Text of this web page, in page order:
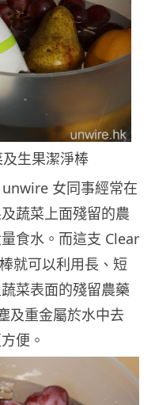
生果潔淨棒
女同事經常在
蔬菜上面殘留的農
食水。而這支 Clear
就可以利用長、短
菜表面的殘留農藥
及重金屬於水中去
便。